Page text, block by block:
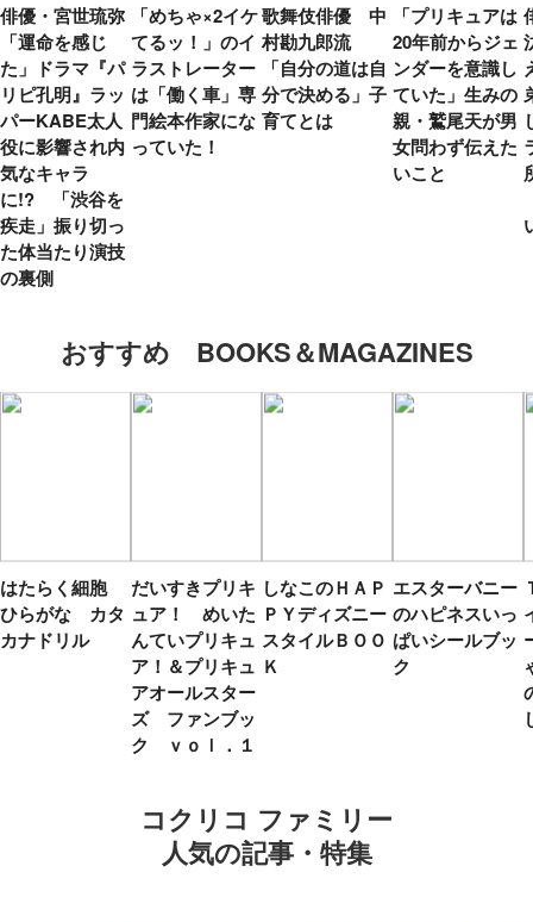
俳優・宮世琉弥
「運命を感じ
た」ドラマ『パ
リピ孔明』ラッ
パーKABE太人
役に影響され内
気なキャラ
に!? 「渋谷を
疾走」振り切っ
た体当たり演技
の裏側
「めちゃ×2イケ
てるッ！」のイ
ラストレーター
は「働く車」専
門絵本作家にな
っていた！
歌舞伎俳優 中
村勘九郎流
「自分の道は自
分で決める」子
育てとは
「プリキュアは
20年前からジェ
ンダーを意識し
ていた」生みの
親・鷲尾天が男
女問わず伝えた
いこと
おすすめ BOOKS＆MAGAZINES
はたらく細胞
ひらがな カタ
カナドリル
だいすきプリキ
ュア！ めいた
んていプリキュ
ア！＆プリキュ
アオールスター
ズ ファンブッ
ク ｖｏｌ．１
しなこのＨＡＰ
ＰＹディズニー
スタイルＢＯＯ
Ｋ
エスターバニー
のハピネスいっ
ぱいシールブッ
ク
コクリコ ファミリー
人気の記事・特集